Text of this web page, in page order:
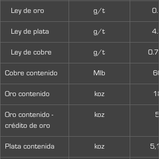
Ley de oro g/t
Ley de plata g/t
Ley de cobre g/t
Cobre contenido Mlb
Oro contenido koz
Oro contenido -
crédito de oro
koz
Plata contenida koz